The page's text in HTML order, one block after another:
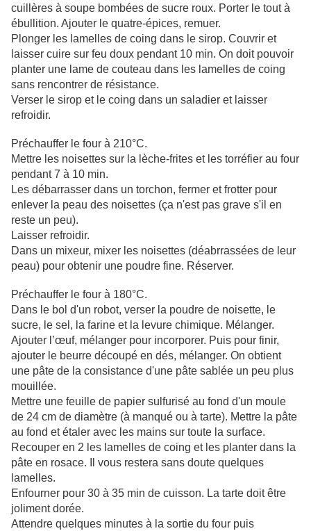
cuillères à soupe bombées de sucre roux. Porter le tout à
ébullition. Ajouter le quatre-épices, remuer.
Plonger les lamelles de coing dans le sirop. Couvrir et
laisser cuire sur feu doux pendant 10 min. On doit pouvoir
planter une lame de couteau dans les lamelles de coing
sans rencontrer de résistance.
Verser le sirop et le coing dans un saladier et laisser
refroidir.
Préchauffer le four à 210°C.
Mettre les noisettes sur la lèche-frites et les torréfier au four
pendant 7 à 10 min.
Les débarrasser dans un torchon, fermer et frotter pour
enlever la peau des noisettes (ça n'est pas grave s'il en
reste un peu).
Laisser refroidir.
Dans un mixeur, mixer les noisettes (déabrrassées de leur
peau) pour obtenir une poudre fine. Réserver.
Préchauffer le four à 180°C.
Dans le bol d'un robot, verser la poudre de noisette, le
sucre, le sel, la farine et la levure chimique. Mélanger.
Ajouter l’œuf, mélanger pour incorporer. Puis pour finir,
ajouter le beurre découpé en dés, mélanger. On obtient
une pâte de la consistance d'une pâte sablée un peu plus
mouillée.
Mettre une feuille de papier sulfurisé au fond d'un moule
de 24 cm de diamètre (à manqué ou à tarte). Mettre la pâte
au fond et étaler avec les mains sur toute la surface.
Recouper en 2 les lamelles de coing et les planter dans la
pâte en rosace. Il vous restera sans doute quelques
lamelles.
Enfourner pour 30 à 35 min de cuisson. La tarte doit être
joliment dorée.
Attendre quelques minutes à la sortie du four puis